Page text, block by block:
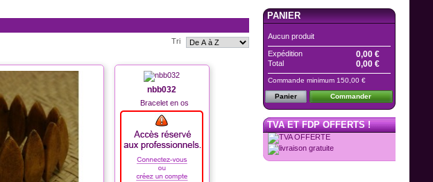
Tri
nbb032
Bracelet en os
PANIER
Aucun produit
Expédition 0,00 €
Total 0,00 €
Commande minimum 150,00 €
Panier Commander
TVA ET FDP OFFERTS !